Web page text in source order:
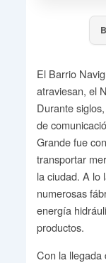
El Barrio
atraviesan, el
Durante
de
Grande fue
transportar
la ciudad. A lo
numerosas
energía
productos.
Con la llegada